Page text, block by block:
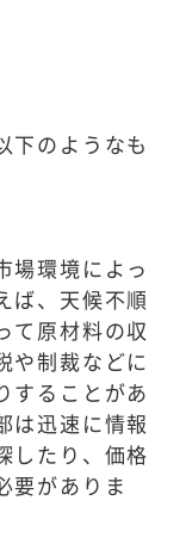
下のようなも
場環境によっ
ば、天候不順
て原材料の収
や制裁などに
することがあ
は迅速に情報
したり、価格
要がありま